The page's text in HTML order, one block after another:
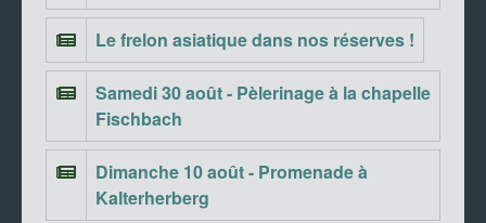
Le frelon asiatique dans nos réserves !
Samedi 30 août - Pèlerinage à la chapelle
Fischbach
Dimanche 10 août - Promenade à
Kalterherberg